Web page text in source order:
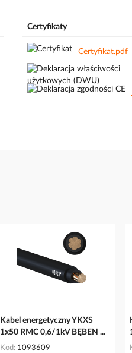
Certyfikaty
Certyfikat.pdf
Kabel energetyczny YKXS
1x50 RMC 0,6/1kV BĘBEN ...
Kod 1093609